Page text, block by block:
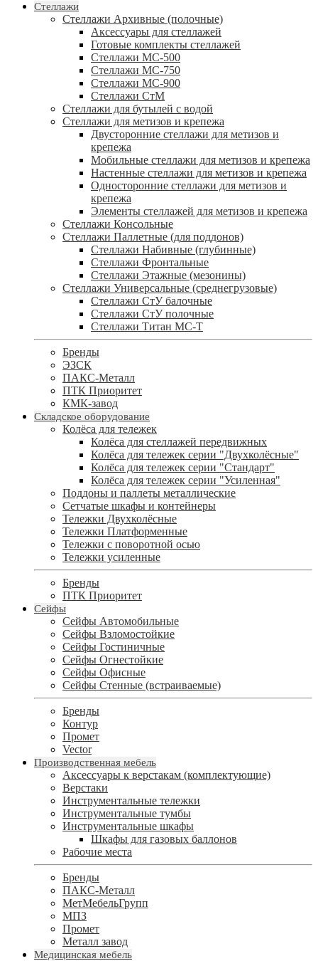
Стеллажи
Стеллажи Архивные (полочные)
Аксессуары для стеллажей
Готовые комплекты стеллажей
Стеллажи МС-500
Стеллажи МС-750
Стеллажи МС-900
Стеллажи СтМ
Стеллажи для бутылей с водой
Стеллажи для метизов и крепежа
Двусторонние стеллажи для метизов и
крепежа
Мобильные стеллажи для метизов и крепежа
Настенные стеллажи для метизов и крепежа
Односторонние стеллажи для метизов и
крепежа
Элементы стеллажей для метизов и крепежа
Стеллажи Консольные
Стеллажи Паллетные (для поддонов)
Стеллажи Набивные (глубинные)
Стеллажи Фронтальные
Стеллажи Этажные (мезонины)
Стеллажи Универсальные (среднегрузовые)
Стеллажи СтУ балочные
Стеллажи СтУ полочные
Стеллажи Титан МС-Т
Бренды
ЭЗСК
ПАКС-Металл
ПТК Приоритет
КМК-завод
Складское оборудование
Колёса для тележек
Колёса для стеллажей передвижных
Колёса для тележек серии "Двухколёсные"
Колёса для тележек серии "Стандарт"
Колёса для тележек серии "Усиленная"
Поддоны и паллеты металлические
Сетчатые шкафы и контейнеры
Тележки Двухколёсные
Тележки Платформенные
Тележки с поворотной осью
Тележки усиленные
Бренды
ПТК Приоритет
Сейфы
Сейфы Автомобильные
Сейфы Взломостойкие
Сейфы Гостиничные
Сейфы Огнестойкие
Сейфы Офисные
Сейфы Стенные (встраиваемые)
Бренды
Контур
Промет
Vector
Производственная мебель
Аксессуары к верстакам (комплектующие)
Верстаки
Инструментальные тележки
Инструментальные тумбы
Инструментальные шкафы
Шкафы для газовых баллонов
Рабочие места
Бренды
ПАКС-Металл
МетМебельГрупп
МПЗ
Промет
Металл завод
Медицинская мебель